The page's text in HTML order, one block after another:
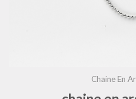
Chaine En